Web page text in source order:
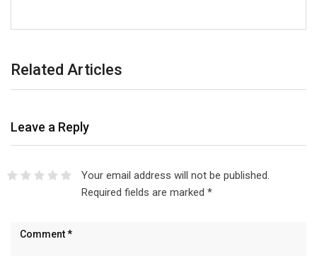
Related Articles
Leave a Reply
Your email address will not be published.
Required fields are marked *